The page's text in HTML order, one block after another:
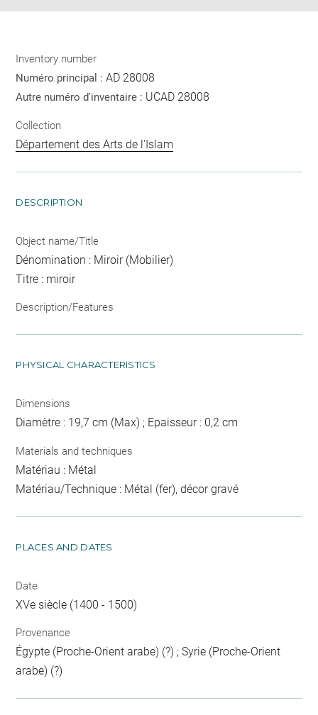
Inventory number
Numéro principal :AD 28008
Autre numéro d'inventaire : UCAD 28008
Collection
Département des Arts de l'Islam
DESCRIPTION
Object name/Title
Dénomination : Miroir (Mobilier)
Titre : miroir
Description/Features
PHYSICAL CHARACTERISTICS
Dimensions
Diamètre : 19,7 cm (Max) ; Epaisseur : 0,2 cm
Materials and techniques
Matériau : Métal
Matériau/Technique : Métal (fer), décor gravé
PLACES AND DATES
Date
XVe siècle (1400 - 1500)
Provenance
Égypte (Proche-Orient arabe) (?) ; Syrie (Proche-Orient
arabe) (?)